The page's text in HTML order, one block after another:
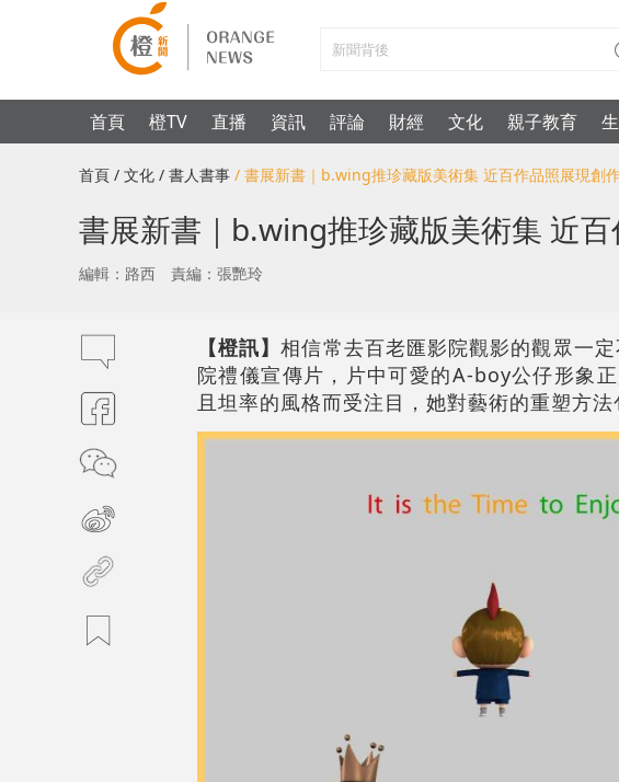
首頁 橙TV 直播 資訊 評論 財經 文化 親子教育
首頁 / 文化 / 書人書事 / 書展新書｜b.wing推珍藏版美術集 近百作品照展現創
書展新書｜b.wing推珍藏版美術集 近
編輯：路西 責編：張艷玲
【橙訊】相信常去百老匯影院觀影的觀眾一
院禮儀宣傳片，片中可愛的A-boy公仔形象
且坦率的風格而受注目，她對藝術的重塑方